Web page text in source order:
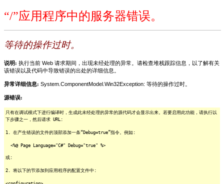
“/”应用程序中的服务器错误。
等待的操作过时。
说明: 执行当前 Web 请求期间，出现未经处理的异常。请检查堆栈跟踪信息，以了解有关
该错误以及代码中导致错误的出处的详细信息。
异常详细信息: System.ComponentModel.Win32Exception: 等待的操作过时。
源错误:
只有在调试模式下进行编译时，生成此未经处理的异常的源代码才会显示出来。若要启用此功能，请执行以
下步骤之一，然后请求 URL:
1. 在产生错误的文件的顶部添加一条“Debug=true”指令。例如:
<%@ Page Language="C#" Debug="true" %>
或:
2. 将以下的节添加到应用程序的配置文件中: